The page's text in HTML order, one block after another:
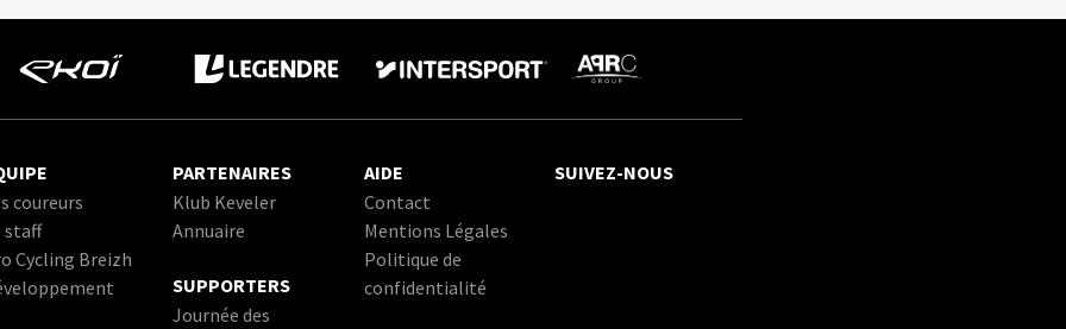
coureurs
staff
Cycling Breizh
PARTENAIRES
Klub Keveler
Annuaire
SUPPORTERS
Journée des
AIDE
Contact
Mentions Légales
Politique de
confidentialité
SUIVEZ-NOUS